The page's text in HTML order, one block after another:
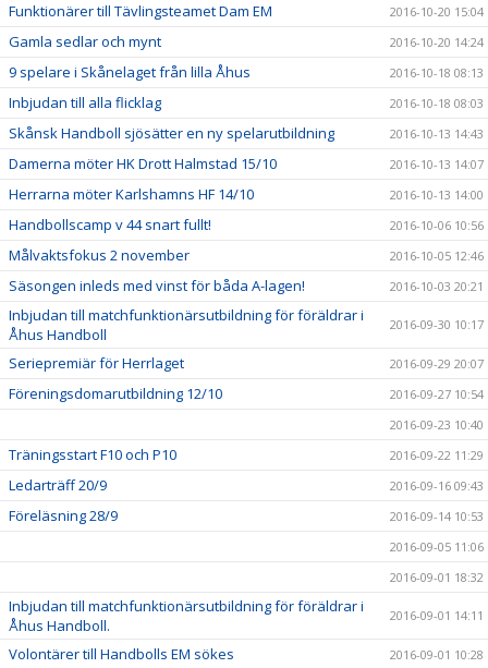
Funktionärer till Tävlingsteamet Dam EM 2016-10-20 15:04
Gamla sedlar och mynt 2016-10-20 14:24
9 spelare i Skånelaget från lilla Åhus 2016-10-18 08:13
Inbjudan till alla flicklag 2016-10-18 08:03
Skånsk Handboll sjösätter en ny spelarutbildning 2016-10-13 14:43
Damerna möter HK Drott Halmstad 15/10 2016-10-13 14:07
Herrarna möter Karlshamns HF 14/10 2016-10-13 14:00
Handbollscamp v 44 snart fullt! 2016-10-06 10:56
Målvaktsfokus 2 november 2016-10-05 12:46
Säsongen inleds med vinst för båda A-lagen! 2016-10-03 20:21
Inbjudan till matchfunktionärsutbildning för föräldrar i
Åhus Handboll
2016-09-30 10:17
Seriepremiär för Herrlaget 2016-09-29 20:07
Föreningsdomarutbildning 12/10
2016-09-27 10:54
2016-09-23 10:40
Träningsstart F10 och P10 2016-09-22 11:29
Ledarträff 20/9 2016-09-16 09:43
Föreläsning 28/9
2016-09-14 10:53
2016-09-05 11:06
2016-09-01 18:32
Inbjudan till matchfunktionärsutbildning för föräldrar i
Åhus Handboll.
2016-09-01 14:11
Volontärer till Handbolls EM sökes 2016-09-01 10:28